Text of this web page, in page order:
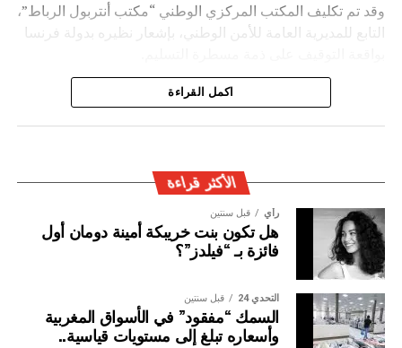
وقد تم تكليف المكتب المركزي الوطني “مكتب أنتربول الرباط”،
التابع للمديرية العامة للأمن الوطني، بإشعار نظيره بدولة فرنسا
ويأتي توقيف المشتبه به في سياق التزام المصالح الأمنية
اكمل القراءة
الأكثر قراءة
رأي قبل سنتين
هل تكون بنت خريبكة أمينة دومان أول
فائزة بـ “فيلدز”؟
التحدي 24 قبل سنتين
السمك “مفقود” في الأسواق المغربية
وأسعاره تبلغ إلى مستويات قياسية..